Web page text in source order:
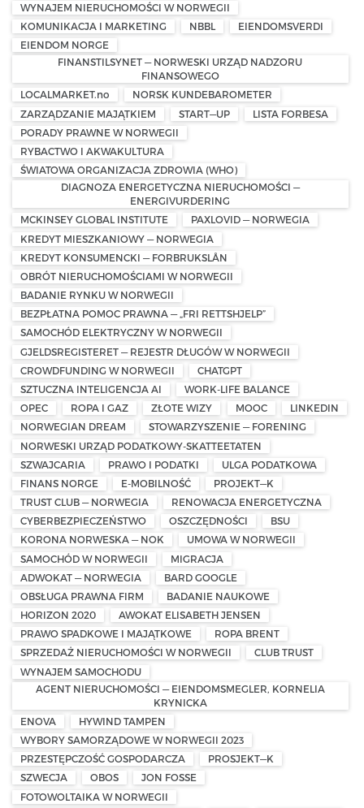
WYNAJEM NIERUCHOMOŚCI W NORWEGII
KOMUNIKACJA I MARKETING
NBBL
EIENDOMSVERDI
EIENDOM NORGE
FINANSTILSYNET — NORWESKI URZĄD NADZORU
FINANSOWEGO
LOCALMARKET.no
NORSK KUNDEBAROMETER
ZARZĄDZANIE MAJĄTKIEM
START—UP
LISTA FORBESA
PORADY PRAWNE W NORWEGII
RYBACTWO I AKWAKULTURA
ŚWIATOWA ORGANIZACJA ZDROWIA (WHO)
DIAGNOZA ENERGETYCZNA NIERUCHOMOŚCI —
ENERGIVURDERING
MCKINSEY GLOBAL INSTITUTE
PAXLOVID — NORWEGIA
KREDYT MIESZKANIOWY — NORWEGIA
KREDYT KONSUMENCKI — FORBRUKSLÅN
OBRÓT NIERUCHOMOŚCIAMI W NORWEGII
BADANIE RYNKU W NORWEGII
BEZPŁATNA POMOC PRAWNA — „FRI RETTSHJELP”
SAMOCHÓD ELEKTRYCZNY W NORWEGII
GJELDSREGISTERET — REJESTR DŁUGÓW W NORWEGII
CROWDFUNDING W NORWEGII
CHATGPT
SZTUCZNA INTELIGENCJA AI
WORK-LIFE BALANCE
OPEC
ROPA I GAZ ZŁOTE WIZY MOOC
LINKEDIN
NORWEGIAN DREAM
STOWARZYSZENIE — FORENING
NORWESKI URZĄD PODATKOWY-SKATTEETATEN
SZWAJCARIA
PRAWO I PODATKI
ULGA PODATKOWA
FINANS NORGE
E-MOBILNOŚĆ
PROJEKT—K
TRUST CLUB — NORWEGIA
RENOWACJA ENERGETYCZNA
CYBERBEZPIECZEŃSTWO
OSZCZĘDNOŚCI
BSU
KORONA NORWESKA — NOK
UMOWA W NORWEGII
SAMOCHÓD W NORWEGII
MIGRACJA
ADWOKAT — NORWEGIA
BARD GOOGLE
OBSŁUGA PRAWNA FIRM
BADANIE NAUKOWE
HORIZON 2020
AWOKAT ELISABETH JENSEN
PRAWO SPADKOWE I MAJĄTKOWE
ROPA BRENT
SPRZEDAŻ NIERUCHOMOŚCI W NORWEGII
CLUB TRUST
WYNAJEM SAMOCHODU
AGENT NIERUCHOMOŚCI — EIENDOMSMEGLER, KORNELIA
KRYNICKA
ENOVA
HYWIND TAMPEN
WYBORY SAMORZĄDOWE W NORWEGII 2023
PRZESTĘPCZOŚĆ GOSPODARCZA
PROSJEKT—K
SZWECJA
OBOS
JON FOSSE
FOTOWOLTAIKA W NORWEGII